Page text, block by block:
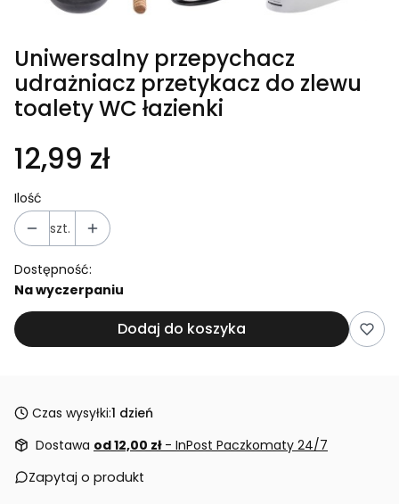
Uniwersalny przepychacz
udrażniacz przetykacz do zlewu
toalety WC łazienki
12,99 zł
Ilość
szt.
Dostępność:
Na wyczerpaniu
Dodaj do koszyka
Czas wysyłki:1 dzień
Dostawa od 12,00 zł - InPost Paczkomaty 24/7
Zapytaj o produkt